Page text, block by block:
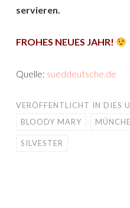
servieren.
FROHES NEUES JAHR!
Quelle: sueddeutsche.de
VERÖFFENTLICHT IN DIES
BLOODY MARY
SILVESTER